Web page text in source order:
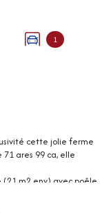
1
cette jolie ferme
ares 99 ca, elle
(21 m2 env) avec poêle